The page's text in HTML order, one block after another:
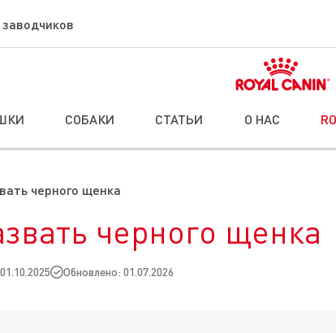
СОБАКИ СТАТЬИ О НАС
черного щенка
черного щенка
01.10.2025 Обновлено: 01.07.2026